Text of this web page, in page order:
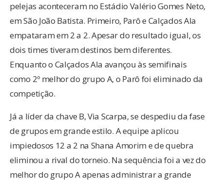
pelejas aconteceram no Estádio Valério Gomes Neto,
em São João Batista. Primeiro, Parô e Calçados Ala
empataram em 2 a 2. Apesar do resultado igual, os
dois times tiveram destinos bem diferentes.
Enquanto o Calçados Ala avançou às semifinais
como 2º melhor do grupo A, o Parô foi eliminado da
competição.
Já a líder da chave B, Via Scarpa, se despediu da fase
de grupos em grande estilo. A equipe aplicou
impiedosos 12 a 2 na Shana Amorim e de quebra
eliminou a rival do torneio. Na sequência foi a vez do
melhor do grupo A apenas administrar a grande